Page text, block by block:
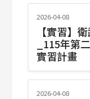
2026-04-08
【實習】
_115年第
實習計畫
2026-04-08